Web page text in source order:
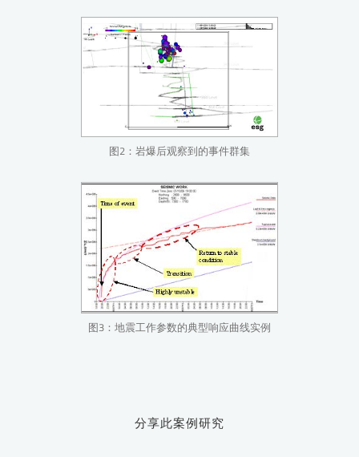
图2：岩爆后观察到的事件群集
图3：地震工作参数的典型响应曲线实例
分享此案例研究